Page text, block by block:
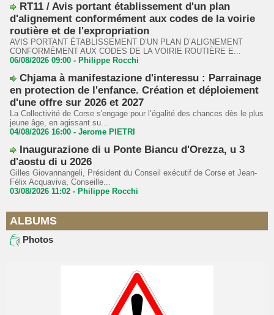
RT11 / Avis portant établissement d'un plan
d'alignement conformément aux codes de la voirie
routière et de l'expropriation
AVIS PORTANT ÉTABLISSEMENT D’UN PLAN D’ALIGNEMENT
CONFORMÉMENT AUX CODES DE LA VOIRIE ROUTIÈRE E...
06/08/2026 09:00 - Philippe Rocchi
Chjama à manifestazione d'interessu : Parrainage
en protection de l'enfance. Création et déploiement
d'une offre sur 2026 et 2027
La Collectivité de Corse s'engage pour l’égalité des chances dès le plus
jeune âge, en agissant su...
04/08/2026 16:00 - Jerome PIETRI
Inaugurazione di u Ponte Biancu d'Orezza, u 3
d'aostu di u 2026
Gilles Giovannangeli, Président du Conseil exécutif de Corse et Jean-
Félix Acquaviva, Conseille...
03/08/2026 11:02 - Philippe Rocchi
ALBUMS
Photos